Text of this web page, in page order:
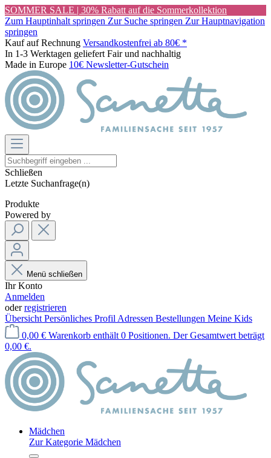
SOMMER SALE | 30% Rabatt auf die Sommerkollektion
Zum Hauptinhalt springen Zur Suche springen Zur Hauptnavigation
springen
Kauf auf Rechnung Versandkostenfrei ab 80€ *
In 1-3 Werktagen geliefert Fair und nachhaltig
Made in Europe 10€ Newsletter-Gutschein
Schließen
Letzte Suchanfrage(n)
Produkte
Powered by
Menü schließen
Ihr Konto
Anmelden
oderregistrieren
Übersicht Persönliches Profil Adressen Bestellungen Meine Kids
0,00 € Warenkorb enthält 0 Positionen. Der Gesamtwert beträgt
0,00 €.
Mädchen
Zur Kategorie Mädchen